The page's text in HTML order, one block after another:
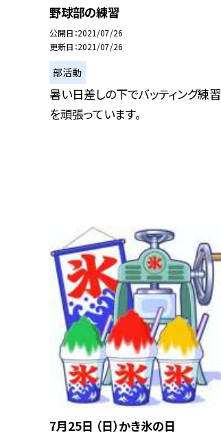
野球部の練習
公開日 2021/07/26
更新日 2021/07/26
部活動
暑い日差しの下でバッティング練習
を頑張っています。
7月25日 （日）かき氷の日